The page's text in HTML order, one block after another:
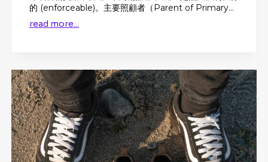
的 (enforceable)。主要照顧者（Parent of Primary...
read more...